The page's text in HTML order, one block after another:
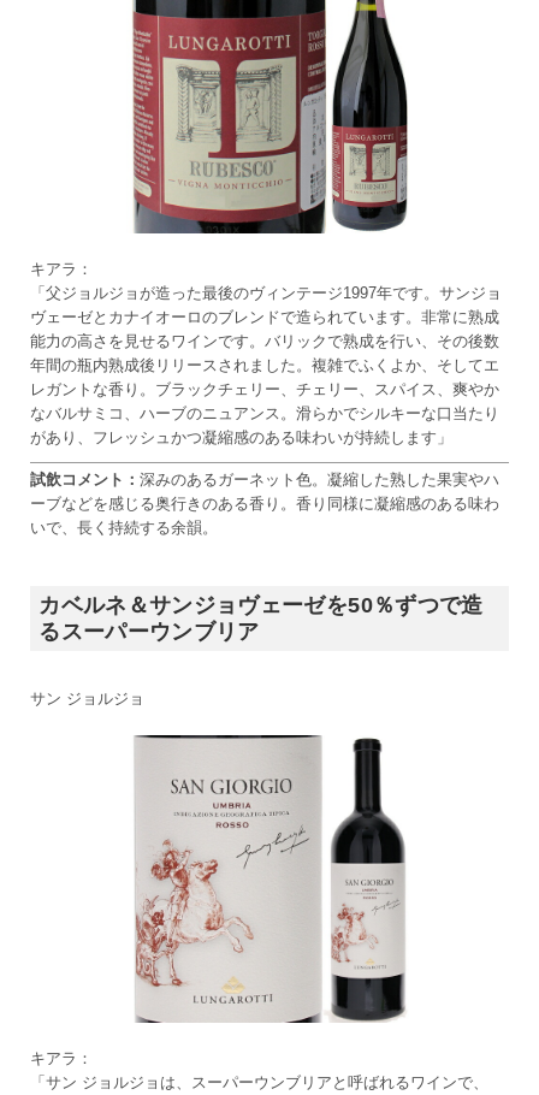
キアラ：
「父ジョルジョが造った最後のヴィンテージ1997年です。サンジョ
ヴェーゼとカナイオーロのブレンドで造られています。非常に熟成
能力の高さを見せるワインです。バリックで熟成を行い、その後数
年間の瓶内熟成後リリースされました。複雑でふくよか、そしてエ
レガントな香り。ブラックチェリー、チェリー、スパイス、爽やか
なバルサミコ、ハーブのニュアンス。滑らかでシルキーな口当たり
があり、フレッシュかつ凝縮感のある味わいが持続します」
試飲コメント： 深みのあるガーネット色。凝縮した熟した果実やハ
ーブなどを感じる奥行きのある香り。香り同様に凝縮感のある味わ
いで、長く持続する余韻。
カベルネ＆サンジョヴェーゼを50％ずつで造
るスーパーウンブリア
サン ジョルジョ
キアラ：
「サン ジョルジョは、スーパーウンブリアと呼ばれるワインで、